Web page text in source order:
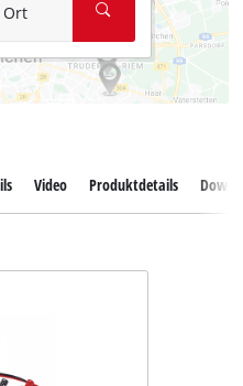
Ort
Video Produktdetails